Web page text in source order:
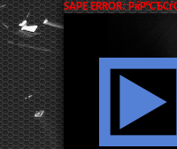
SAPE ERROR: